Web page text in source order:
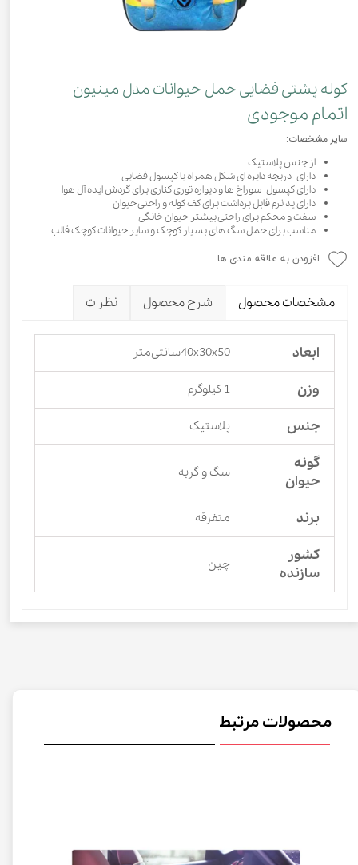
کوله پشتی فضایی حمل حیوانات مدل مینیون
اتمام موجودی
سایر مشخصات:
از جنس پلاستیک
دارای دریچه دایره ای شکل همراه با کپسول فضایی
دارای کپسول سوراخ ها و دیواره توری کناری برای گردش ایده آل هوا
دارای پد نرم قابل برداشت برای کف کوله و راحتی حیوان
سفت و محکم برای راحتی بیشتر حیوان خانگی
مناسب برای حمل سگ های بسیار کوچک و سایر حیوانات کوچک قالب
افزودن به علاقه مندی ها
مشخصات محصول شرح محصول نظرات
ابعاد 40x30x50سانتی‌متر
وزن 1 کیلوگرم
جنس پلاستیک
گونه
حیوان
سگ و گربه
برند متفرقه
کشور
سازنده
چین
محصولات مرتبط